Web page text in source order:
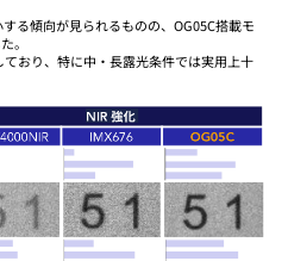
る傾向が見られるものの、OG05C搭載モ
。
おり、特に中・長露光条件では実用上十